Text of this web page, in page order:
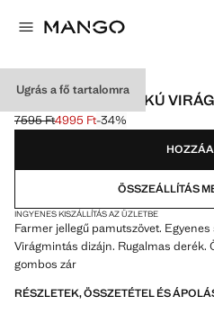
Ugrás a fő tartalomra
RUGALMAS DEREKÚ
Kezdeti ár áthúzva [7595 Ft ]
7595 Ft
Jelenlegi ár [4995 Ft ]
4995 Ft-34%
Válassz egy színt
ÖSSZEÁLLÍTÁS
INGYENES KISZÁLLÍTÁS AZ ÜZLETBE
Farmer jellegű pamutszövet.
Virágmintás dizájn. Rugalmas derék.
gombos zár
RÉSZLETEK, ÖSSZETÉTEL ÉS